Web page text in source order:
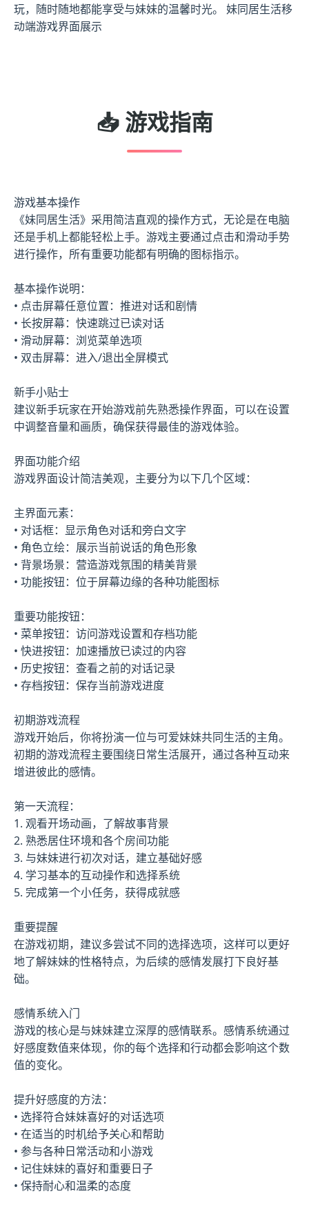
玩，随时随地都能享受与妹妹的温馨时光。 妹同居生活移
动端游戏界面展示
📥 游戏指南
游戏基本操作
《妹同居生活》采用简洁直观的操作方式，无论是在电脑
还是手机上都能轻松上手。游戏主要通过点击和滑动手势
进行操作，所有重要功能都有明确的图标指示。
基本操作说明：
• 点击屏幕任意位置：推进对话和剧情
• 长按屏幕：快速跳过已读对话
• 滑动屏幕：浏览菜单选项
• 双击屏幕：进入/退出全屏模式
新手小贴士
建议新手玩家在开始游戏前先熟悉操作界面，可以在设置
中调整音量和画质，确保获得最佳的游戏体验。
界面功能介绍
游戏界面设计简洁美观，主要分为以下几个区域：
主界面元素：
• 对话框：显示角色对话和旁白文字
• 角色立绘：展示当前说话的角色形象
• 背景场景：营造游戏氛围的精美背景
• 功能按钮：位于屏幕边缘的各种功能图标
重要功能按钮：
• 菜单按钮：访问游戏设置和存档功能
• 快进按钮：加速播放已读过的内容
• 历史按钮：查看之前的对话记录
• 存档按钮：保存当前游戏进度
初期游戏流程
游戏开始后，你将扮演一位与可爱妹妹共同生活的主角。
初期的游戏流程主要围绕日常生活展开，通过各种互动来
增进彼此的感情。
第一天流程：
1. 观看开场动画，了解故事背景
2. 熟悉居住环境和各个房间功能
3. 与妹妹进行初次对话，建立基础好感
4. 学习基本的互动操作和选择系统
5. 完成第一个小任务，获得成就感
重要提醒
在游戏初期，建议多尝试不同的选择选项，这样可以更好
地了解妹妹的性格特点，为后续的感情发展打下良好基
础。
感情系统入门
游戏的核心是与妹妹建立深厚的感情联系。感情系统通过
好感度数值来体现，你的每个选择和行动都会影响这个数
值的变化。
提升好感度的方法：
• 选择符合妹妹喜好的对话选项
• 在适当的时机给予关心和帮助
• 参与各种日常活动和小游戏
• 记住妹妹的喜好和重要日子
• 保持耐心和温柔的态度